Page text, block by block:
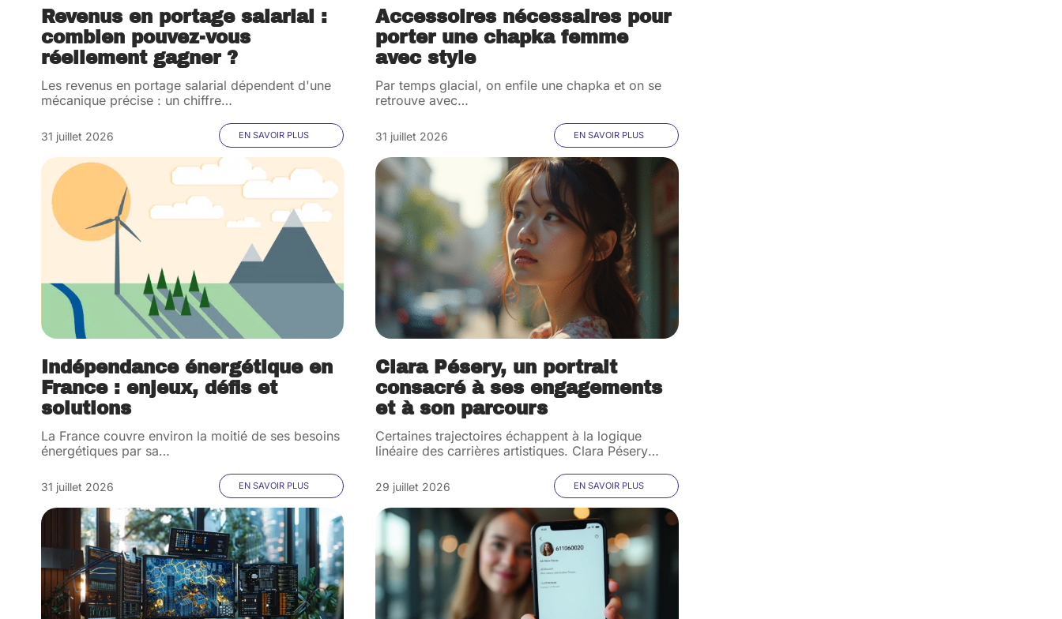
Revenus en portage salarial :
combien pouvez-vous
réellement gagner ?
Les revenus en portage salarial dépendent d'une
mécanique précise : un chiffre…
31 juillet 2026 EN SAVOIR PLUS
Accessoires nécessaires pour
porter une chapka femme
avec style
Par temps glacial, on enfile une chapka et on se
retrouve avec…
31 juillet 2026 EN SAVOIR PLUS
Indépendance énergétique en
France : enjeux, défis et
solutions
La France couvre environ la moitié de ses besoins
énergétiques par sa…
31 juillet 2026 EN SAVOIR PLUS
Clara Pésery, un portrait
consacré à ses engagements
et à son parcours
Certaines trajectoires échappent à la logique
linéaire des carrières artistiques. Clara Pésery…
29 juillet 2026 EN SAVOIR PLUS